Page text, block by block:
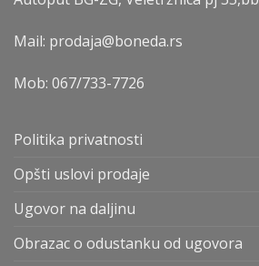
Mail: prodaja@boneda.rs
Mob: 067/733-7726
Politika privatnosti
Opšti uslovi prodaje
Ugovor na daljinu
Obrazac o odustanku od ugovora